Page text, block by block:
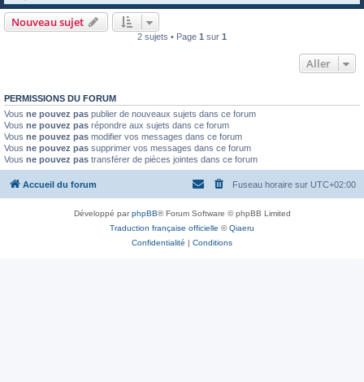
Nouveau sujet
2 sujets • Page 1 sur 1
Aller
PERMISSIONS DU FORUM
Vous ne pouvez pas publier de nouveaux sujets dans ce forum
Vous ne pouvez pas répondre aux sujets dans ce forum
Vous ne pouvez pas modifier vos messages dans ce forum
Vous ne pouvez pas supprimer vos messages dans ce forum
Vous ne pouvez pas transférer de pièces jointes dans ce forum
Accueil du forum Fuseau horaire sur UTC+02:00
Développé parphpBB® Forum Software © phpBB Limited
Traduction française officielle ©Qiaeru
Confidentialité | Conditions